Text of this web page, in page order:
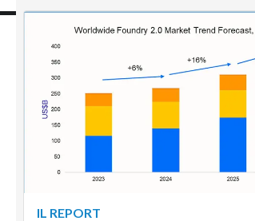
IL REPORT